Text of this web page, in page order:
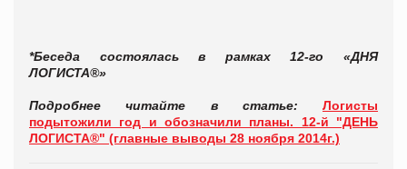
*Беседа состоялась в рамках 12-го «ДНЯ
ЛОГИСТА®»
Подробнее читайте в статье: Логисты
подытожили год и обозначили планы. 12-й "ДЕНЬ
ЛОГИСТА®" (главные выводы 28 ноября 2014г.)